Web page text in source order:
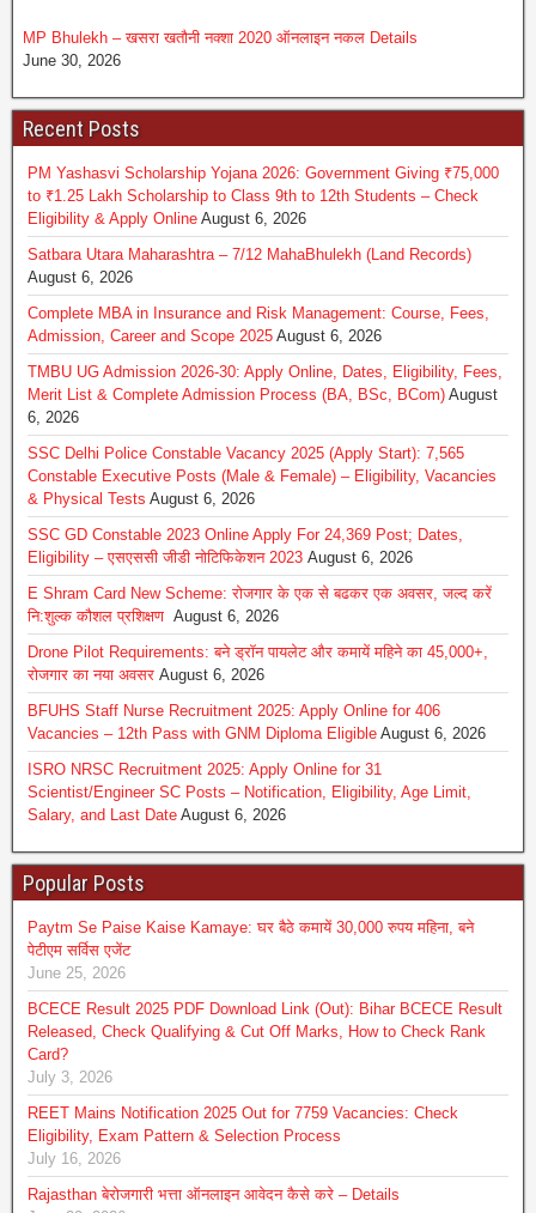
MP Bhulekh – खसरा खतौनी नक्शा 2020 ऑनलाइन नकल Details
June 30, 2026
Recent Posts
PM Yashasvi Scholarship Yojana 2026: Government Giving ₹75,000
to ₹1.25 Lakh Scholarship to Class 9th to 12th Students – Check
Eligibility & Apply Online August 6, 2026
Satbara Utara Maharashtra – 7/12 MahaBhulekh (Land Records)
August 6, 2026
Complete MBA in Insurance and Risk Management: Course, Fees,
Admission, Career and Scope 2025 August 6, 2026
TMBU UG Admission 2026-30: Apply Online, Dates, Eligibility, Fees,
Merit List & Complete Admission Process (BA, BSc, BCom) August
6, 2026
SSC Delhi Police Constable Vacancy 2025 (Apply Start): 7,565
Constable Executive Posts (Male & Female) – Eligibility, Vacancies
& Physical Tests August 6, 2026
SSC GD Constable 2023 Online Apply For 24,369 Post; Dates,
Eligibility – एसएससी जीडी नोटिफिकेशन 2023 August 6, 2026
E Shram Card New Scheme: रोजगार के एक से बढकर एक अवसर, जल्द करें
नि:शुल्क कौशल प्रशिक्षण August 6, 2026
Drone Pilot Requirements: बने ड्रॉन पायलेट और कमायें महिने का 45,000+,
रोजगार का नया अवसर August 6, 2026
BFUHS Staff Nurse Recruitment 2025: Apply Online for 406
Vacancies – 12th Pass with GNM Diploma Eligible August 6, 2026
ISRO NRSC Recruitment 2025: Apply Online for 31
Scientist/Engineer SC Posts – Notification, Eligibility, Age Limit,
Salary, and Last Date August 6, 2026
Popular Posts
Paytm Se Paise Kaise Kamaye: घर बैठे कमायें 30,000 रुपय महिना, बने
पेटीएम सर्विस एजेंट
June 25, 2026
BCECE Result 2025 PDF Download Link (Out): Bihar BCECE Result
Released, Check Qualifying & Cut Off Marks, How to Check Rank
Card?
July 3, 2026
REET Mains Notification 2025 Out for 7759 Vacancies: Check
Eligibility, Exam Pattern & Selection Process
July 16, 2026
Rajasthan बेरोजगारी भत्ता ऑनलाइन आवेदन कैसे करे – Details